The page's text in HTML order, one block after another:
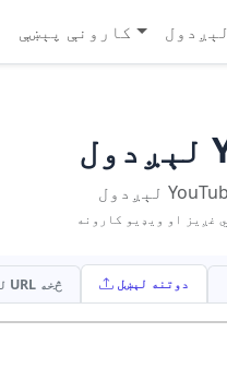
کارونې پېښې لېږدول
له URL څخه دوتنه لېښل